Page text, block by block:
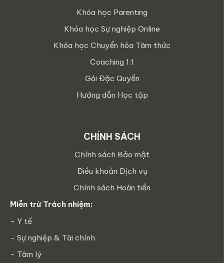
Khóa học Parenting
Khóa học Sự nghiệp Online
Khóa học Chuyển hóa Tâm thức
Coaching 1:1
Gói Đặc Quyền
Hướng dẫn Học tập
CHÍNH SÁCH
Chính sách Bảo mật
Điều khoản Dịch vụ
Chính sách Hoàn tiền
Miễn trừ Trách nhiệm:
- Y tế
- Sự nghiệp & Tài chính
- Tâm lý